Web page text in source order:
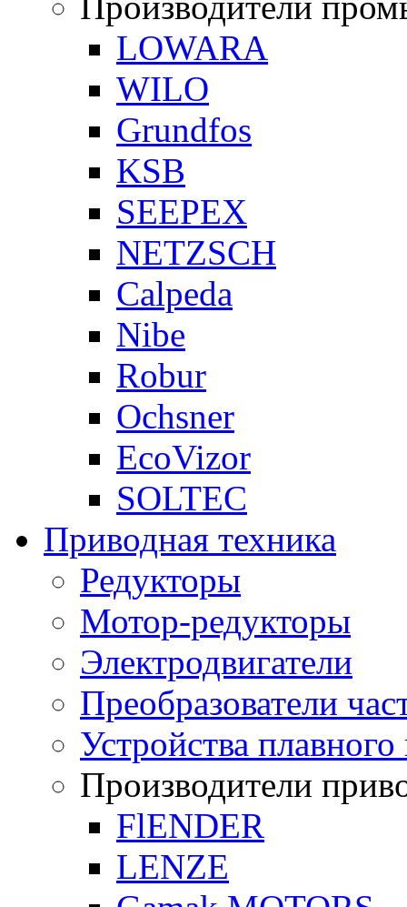
LOWARA
WILO
Grundfos
KSB
SEEPEX
NETZSCH
Сalpeda
Nibe
Robur
Ochsner
EcoVizor
SOLTEC
Приводная техника
Редукторы
Мотор-редукторы
Электродвигатели
Преобразователи
Устройства плавного
Производители
FlENDER
LENZE